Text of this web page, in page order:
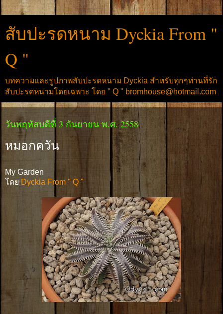
สับปะรดหนาม Dyckia From "
Q "
บทความและรูปภาพสับปะรดหนาม Dyckia สำหรับทุกๆท่านที่รัก
สับปะรดหนามโดยเฉพาะ โดย " Q " bromhouse@hotmail.com
วันพฤหัสบดีที่ 3 กันยายน พ.ศ. 2558
หมอกควัน
My Garden
โดยDyckia From " Q "